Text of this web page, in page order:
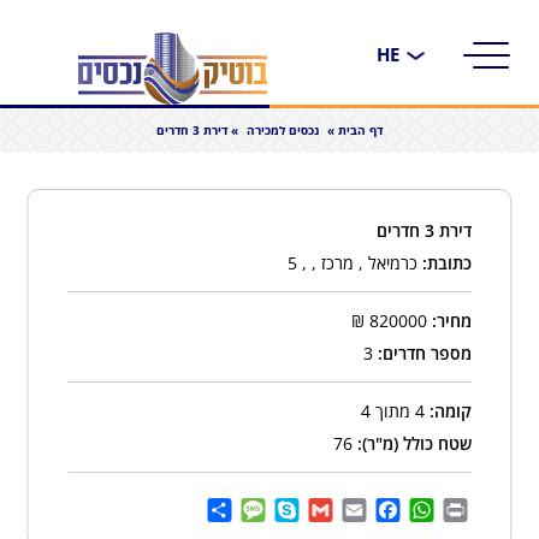
בחירת
דף הבית » נכסים למכירה »דירת 3 חדרים
דירת 3 חדרים
כתובת: כרמיאל , מרכז , , 5
מחיר:
₪
מספר חדרים:
קומה:
שטח כולל (מ"ר):
Print
WhatsApp
Facebook
Email
Gmail
Skype
Message